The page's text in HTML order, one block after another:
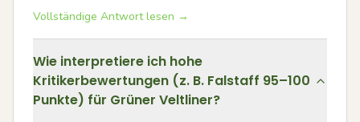
Vollständige Antwort lesen →
Wie interpretiere ich hohe
Kritikerbewertungen (z. B. Falstaff 95–100
Punkte) für Grüner Veltliner?